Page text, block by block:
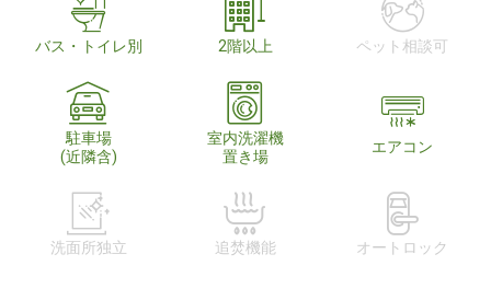
バス・トイレ別 2階以上 ペット相談可
駐車場
(近隣含)
室内洗濯機
置き場
エアコン
洗面所独立 追焚機能 オートロック